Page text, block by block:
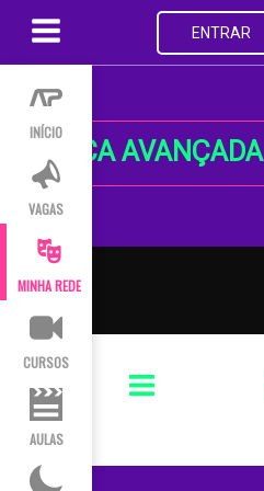
INÍCIO
VAGAS
MINHA REDE
CURSOS
AULAS
ENTRAR
BUSCA AVANÇADA